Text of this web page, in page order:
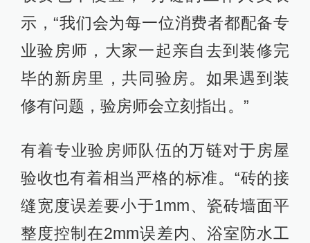
示，“我们会为每一位消费者都配备专
业验房师，大家一起亲自去到装修完
毕的新房里，共同验房。如果遇到装
修有问题，验房师会立刻指出。”
有着专业验房师队伍的万链对于房屋
验收也有着相当严格的标准。“砖的接
缝宽度误差要小于1mm、瓷砖墙面平
整度控制在2mm误差内、浴室防水工